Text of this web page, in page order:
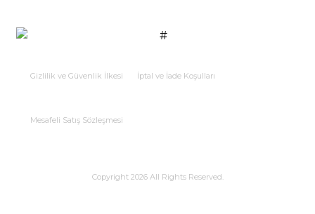
Gizlilik ve Güvenlik İlkesi İptal ve İade Koşulları
Mesafeli Satış Sözleşmesi
Copyright 2026 All Rights Reserved.